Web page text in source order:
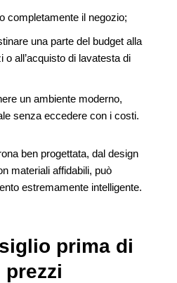
completamente il negozio;
una parte del budget alla
o all’acquisto di lavatesta di
un ambiente moderno,
senza eccedere con i costi.
ben progettata, dal design
materiali affidabili, può
estremamente intelligente.
prima di